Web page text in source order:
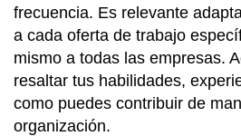
frecuencia. Es relevante
a cada oferta de trabajo
mismo a todas las empresas.
resaltar tus habilidades,
como puedes contribuir de
organización.